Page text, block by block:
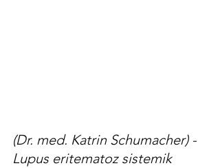
(Dr. med. Katrin Schumacher) -
Lupus eritematoz sistemik